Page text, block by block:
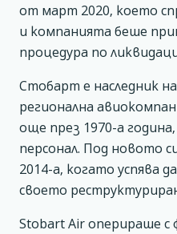
от март 2020, което
и компанията беше
процедура по
Стобарт е наследник
регионална
още през 1970-а
персонал. Под новото
2014-а, когато успява
своето
Stobart Air оперираше